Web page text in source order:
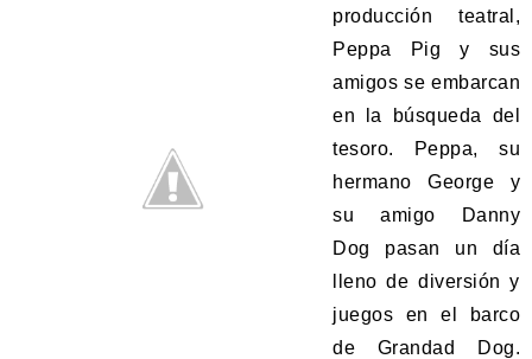
producción teatral,
Peppa Pig y sus
amigos se embarcan
en la búsqueda del
tesoro. Peppa, su
hermano George y
su amigo Danny
Dog pasan un día
lleno de diversión y
juegos en el barco
de Grandad Dog.